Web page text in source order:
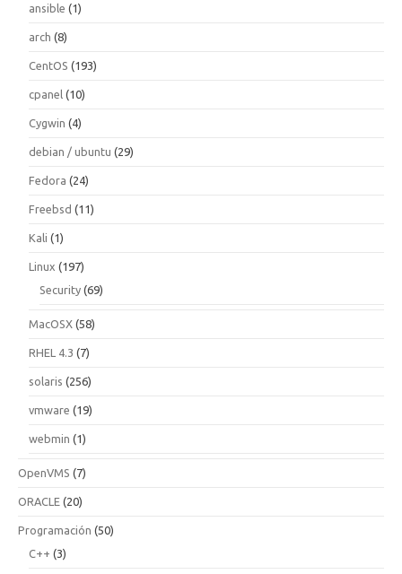
ansible (1)
arch (8)
CentOS (193)
cpanel (10)
Cygwin (4)
debian / ubuntu (29)
Fedora (24)
Freebsd (11)
Kali (1)
Linux (197)
Security (69)
MacOSX (58)
RHEL 4.3 (7)
solaris (256)
vmware (19)
webmin (1)
OpenVMS (7)
ORACLE (20)
Programación (50)
C++ (3)